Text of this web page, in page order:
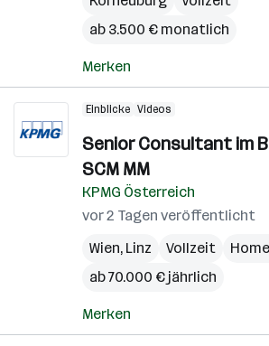
ab 3.500 € monatlich
Merken
Einblicke Videos
Senior Consultant im
SCM MM
KPMG Österreich
vor 2 Tagen veröffentlicht
Wien, Linz Vollzeit
ab 70.000 € jährlich
Merken